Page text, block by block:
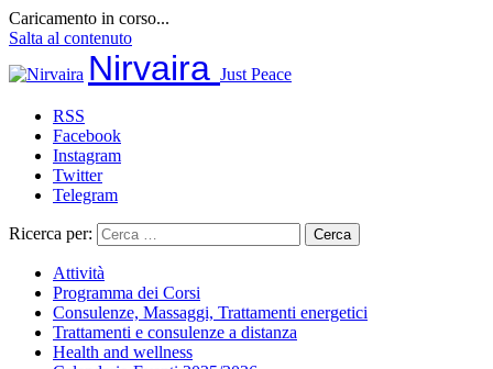
Caricamento in corso...
Salta al contenuto
Nirvaira Just Peace
RSS
Facebook
Instagram
Twitter
Telegram
Ricerca per:
Attività
Programma dei Corsi
Consulenze, Massaggi, Trattamenti energetici
Trattamenti e consulenze a distanza
Health and wellness